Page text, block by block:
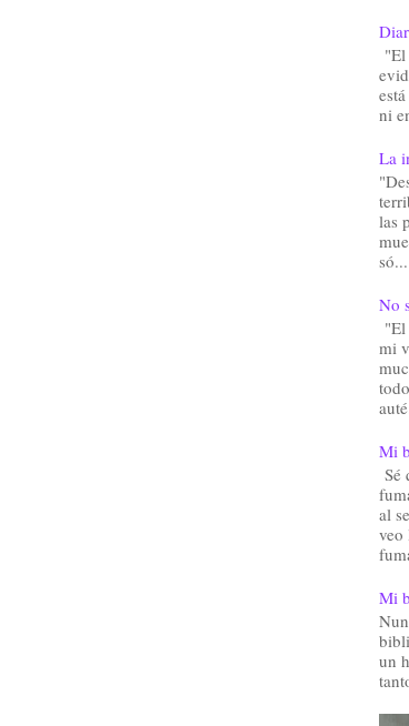
"El
ni
La
las
só...
No
"El
mi
Mi
Sé
al
veo
Mi
un